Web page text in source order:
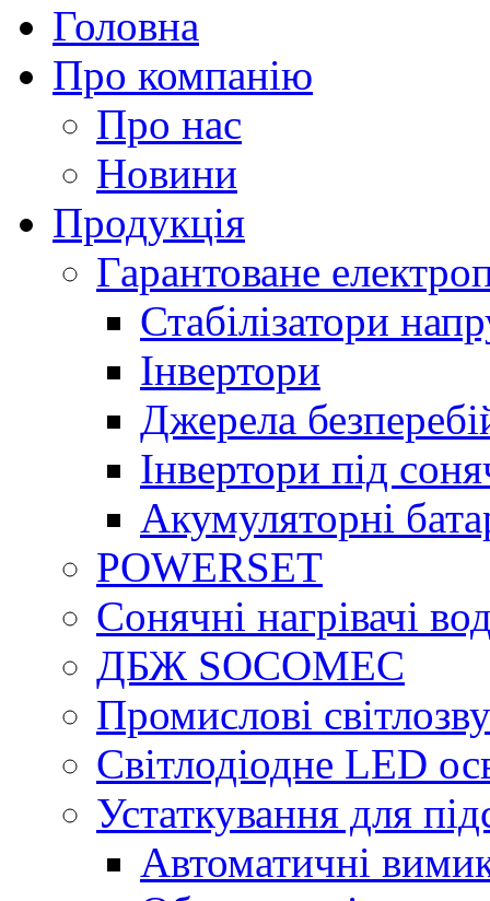
Головна
Про компанію
Про нас
Новини
Продукція
Гарантоване
Стабілізатори
Інвертори
Джерела
Інвертори під
Акумуляторні
POWERSET
Сонячні нагрівачі
ДБЖ SOCOMEC
Промислові
Світлодіодне LED
Устаткування для
Автоматичні